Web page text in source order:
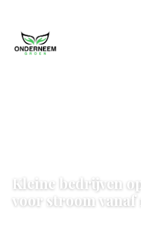
Kleine bedrijven
voor stroom vanaf